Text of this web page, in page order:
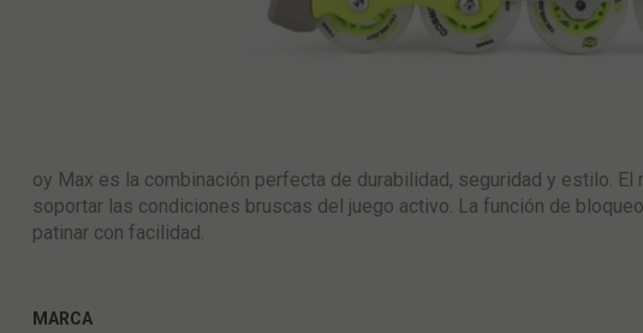
oy Max es la combinación perfecta de durabilidad, seguridad y estilo.
soportar las condiciones bruscas del juego activo. La función de
patinar con facilidad.
MARCA